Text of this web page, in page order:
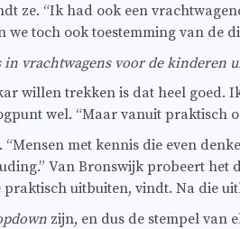
ze. “Ik had ook een
toch ook toestemming van de
vrachtwagens voor de kinderen
willen trekken is dat heel goed.
wel. “Maar vanuit praktisch
met kennis die even
Van Bronswijk probeert
uitbuiten, vindt. Na die
zijn, en dus de stempel van